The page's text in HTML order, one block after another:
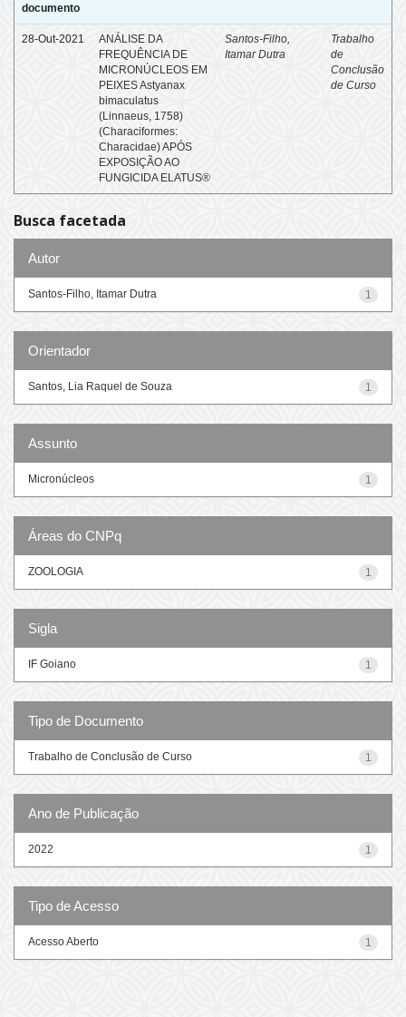
documento
28-Out-2021
ANÁLISE DA
FREQUÊNCIA DE
MICRONÚCLEOS EM
PEIXES Astyanax
bimaculatus
(Linnaeus, 1758)
(Characiformes:
Characidae) APÓS
EXPOSIÇÃO AO
FUNGICIDA ELATUS®
Santos-Filho,
Itamar Dutra
Trabalho
de
Conclusão
de Curso
Busca facetada
Autor
1
Santos-Filho, Itamar Dutra
Orientador
1
Santos, Lia Raquel de Souza
Assunto
1
Micronúcleos
Áreas do CNPq
1
ZOOLOGIA
Sigla
1
IF Goiano
Tipo de Documento
1
Trabalho de Conclusão de Curso
Ano de Publicação
1
2022
Tipo de Acesso
1
Acesso Aberto